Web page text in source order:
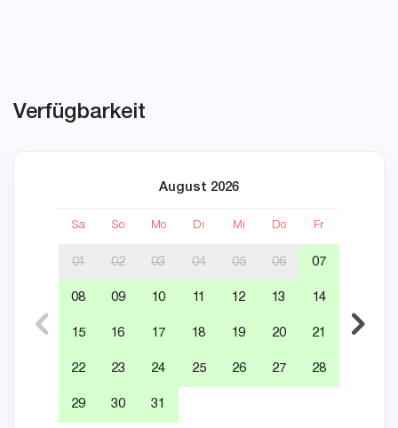
Verfügbarkeit
August 2026
Sa So Mo Di Mi Do Fr
01 02 03 04 05 06 07
08 09 10 11 12 13 14
15 16 17 18 19 20 21
22 23 24 25 26 27 28
29 30 31